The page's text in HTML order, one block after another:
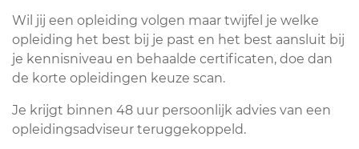
Wil jij een opleiding volgen maar twijfel je welke
opleiding het best bij je past en het best aansluit bij
je kennisniveau en behaalde certificaten, doe dan
de korte opleidingen keuze scan.
Je krijgt binnen 48 uur persoonlijk advies van een
opleidingsadviseur teruggekoppeld.